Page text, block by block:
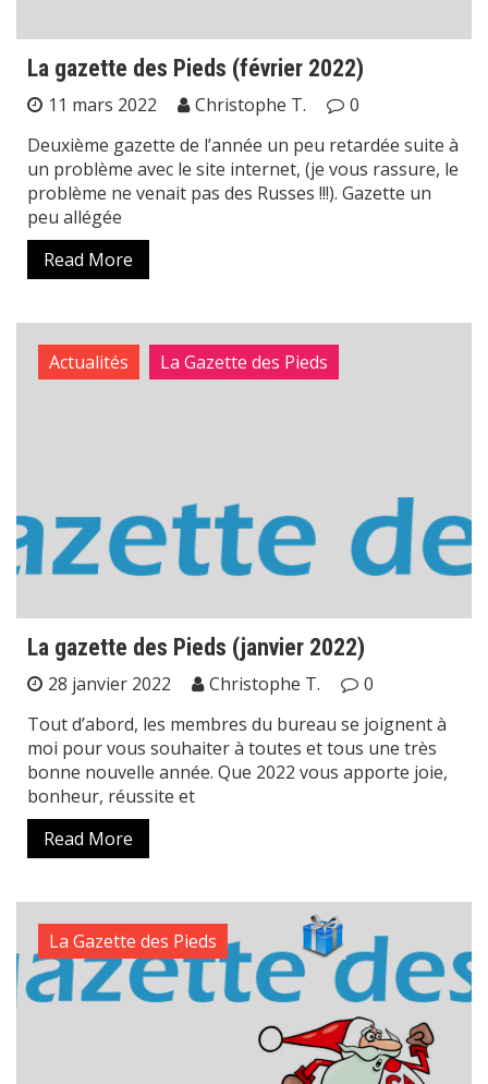
La gazette des Pieds (février 2022)
11 mars 2022 Christophe T.
0
Deuxième gazette de l’année un peu retardée suite à
un problème avec le site internet, (je vous rassure, le
problème ne venait pas des Russes !!!). Gazette un
peu allégée
Read More
Actualités La Gazette des Pieds
La gazette des Pieds (janvier 2022)
28 janvier 2022 Christophe T.
0
Tout d’abord, les membres du bureau se joignent à
moi pour vous souhaiter à toutes et tous une très
bonne nouvelle année. Que 2022 vous apporte joie,
bonheur, réussite et
Read More
La Gazette des Pieds